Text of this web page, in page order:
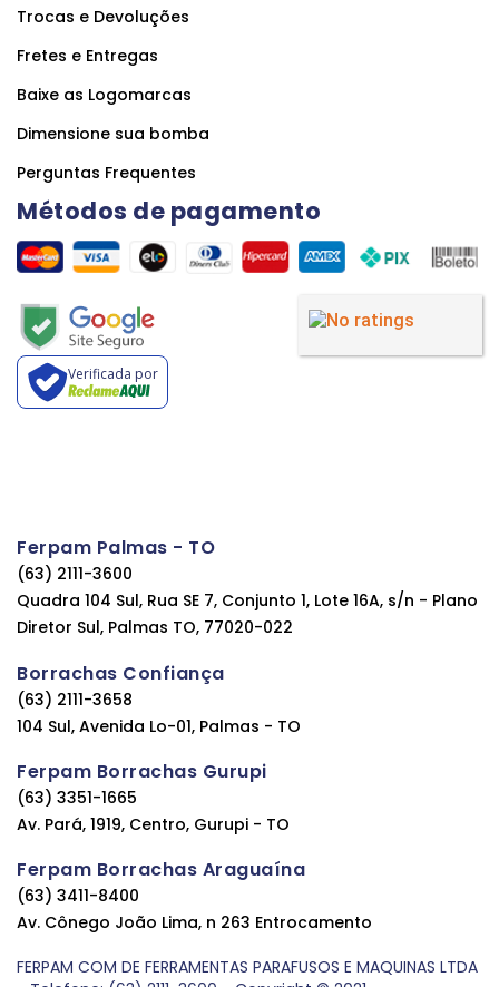
Trocas e Devoluções
Fretes e Entregas
Baixe as Logomarcas
Dimensione sua bomba
Perguntas Frequentes
Métodos de pagamento
Verificada por
Ferpam Palmas - TO
(63) 2111-3600
Quadra 104 Sul, Rua SE 7, Conjunto 1, Lote 16A, s/n - Plano
Diretor Sul, Palmas TO, 77020-022
Borrachas Confiança
(63) 2111-3658
104 Sul, Avenida Lo-01, Palmas - TO
Ferpam Borrachas Gurupi
(63) 3351-1665
Av. Pará, 1919, Centro, Gurupi - TO
Ferpam Borrachas Araguaína
(63) 3411-8400
Av. Cônego João Lima, n 263 Entrocamento
FERPAM COM DE FERRAMENTAS PARAFUSOS E MAQUINAS LTDA